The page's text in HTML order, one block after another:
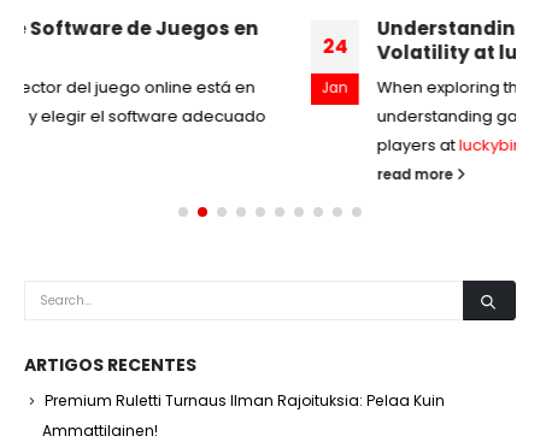
Jan
Understanding the Importance of Game
Volatility at luckybird casino
When exploring the world of online gaming,
understanding game volatility is crucial, especially for
ARTIGOS RECENTES
Premium Ruletti Turnaus Ilman Rajoituksia: Pelaa Kuin
Ammattilainen!